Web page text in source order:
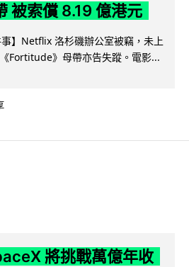
被索償 8.19 億港元
事】Netflix 洛杉磯辦公室被竊，未上
Fortitude》母帶亦告失蹤。電影...
將挑戰萬億年收